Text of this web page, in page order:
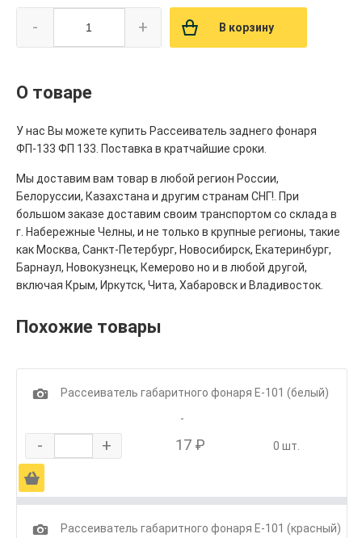
- + В корзину
О товаре
У нас Вы можете купить Рассеиватель заднего фонаря
ФП-133 ФП 133. Поставка в кратчайшие сроки.
Мы доставим вам товар в любой регион России,
Белоруссии, Казахстана и другим странам СНГ!. При
большом заказе доставим своим транспортом со склада в
г. Набережные Челны, и не только в крупные регионы, такие
как Москва, Санкт-Петербург, Новосибирск, Екатеринбург,
Барнаул, Новокузнецк, Кемерово но и в любой другой,
включая Крым, Иркутск, Чита, Хабаровск и Владивосток.
Похожие товары
1
Рассеиватель габаритного фонаря Е-101 (белый)
-
- + 17 ₽ 0 шт.
Ä
1 Рассеиватель габаритного фонаря Е-101 (красный)